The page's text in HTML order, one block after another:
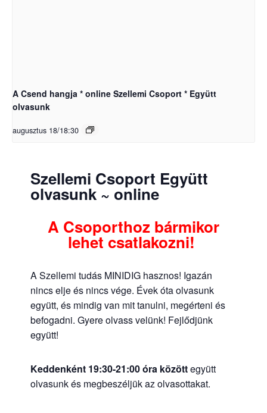
A Csend hangja * online Szellemi Csoport * Együtt
olvasunk
augusztus 18/18:30
Szellemi Csoport Együtt
olvasunk ~ online
A Csoporthoz bármikor
lehet csatlakozni!
A Szellemi tudás MINIDIG hasznos! Igazán
nincs elje és nincs vége. Évek óta olvasunk
együtt, és mindig van mit tanulni, megérteni és
befogadni. Gyere olvass velünk! Fejlődjünk
együtt!
Keddenként 19:30-21:00 óra közöttegyütt
olvasunk és megbeszéljük az olvasottakat.